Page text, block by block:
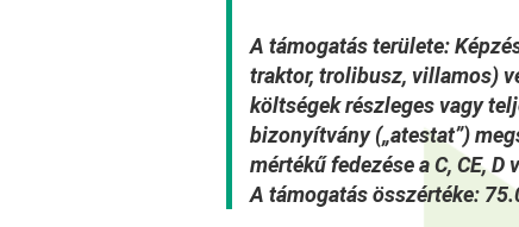
A támogatás területe:
traktor, trolibusz, villamos)
költségek részleges vagy
bizonyítvány („atestat”)
mértékű fedezése a C, CE,
A támogatás összértéke: